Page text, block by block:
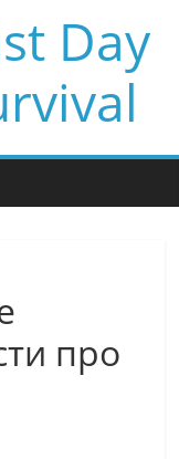
Day
про